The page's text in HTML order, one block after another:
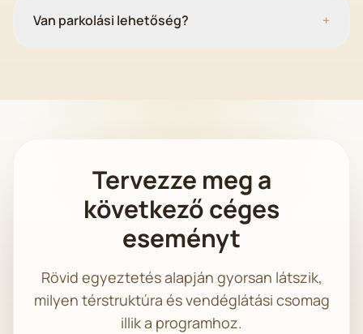
Van parkolási lehetőség? +
Tervezze meg a
következő céges
eseményt
Rövid egyeztetés alapján gyorsan látszik,
milyen térstruktúra és vendéglátási csomag
illik a programhoz.